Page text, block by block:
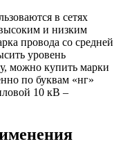
в сетях
и низким
провода со средней
уровень
можно купить марки
по буквам «нг»
10 кВ –